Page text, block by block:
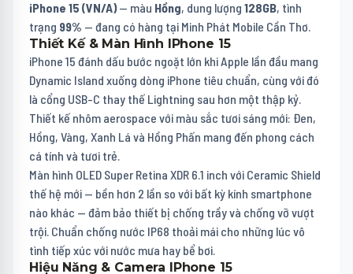
iPhone 15 (VN/A)— màu Hồng, dung lượng 128GB, tình
trạng 99% — đang có hàng tại Minh Phát Mobile Cần Thơ.
Thiết Kế & Màn Hình IPhone 15
iPhone 15 đánh dấu bước ngoặt lớn khi Apple lần đầu mang
Dynamic Island xuống dòng iPhone tiêu chuẩn, cùng với đó
là cổng USB-C thay thế Lightning sau hơn một thập kỷ.
Thiết kế nhôm aerospace với màu sắc tươi sáng mới: Đen,
Hồng, Vàng, Xanh Lá và Hồng Phấn mang đến phong cách
cá tính và tươi trẻ.
Màn hình OLED Super Retina XDR 6.1 inch với Ceramic Shield
thế hệ mới — bền hơn 2 lần so với bất kỳ kính smartphone
nào khác — đảm bảo thiết bị chống trầy và chống vỡ vượt
trội. Chuẩn chống nước IP68 thoải mái cho những lúc vô
tình tiếp xúc với nước mưa hay bể bơi.
Hiệu Năng & Camera IPhone 15